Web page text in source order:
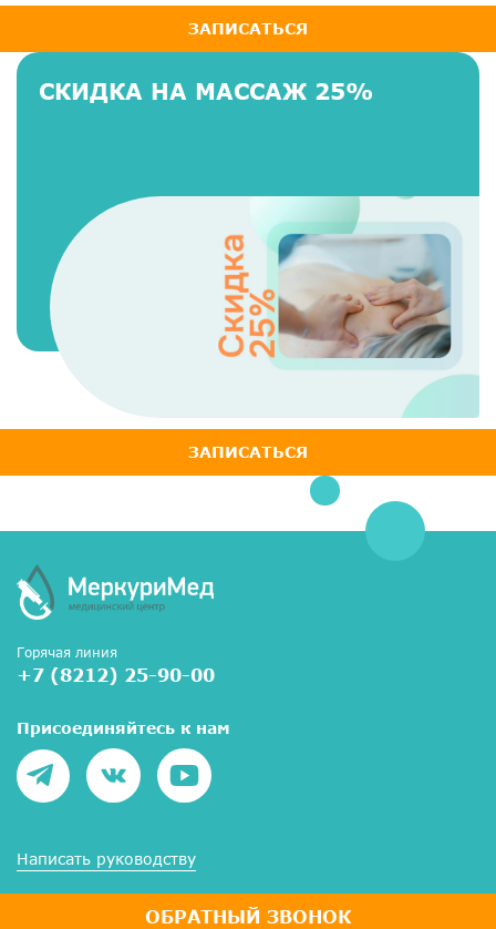
ЗАПИСАТЬСЯ
СКИДКА НА МАССАЖ 25%
ЗАПИСАТЬСЯ
Горячая линия
+7 (8212) 25-90-00
ОБРАТНЫЙ ЗВОНОК
Присоединяйтесь к нам
Написать руководству